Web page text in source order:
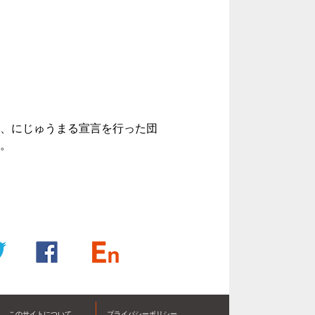
にじゅうまる宣言を行った団